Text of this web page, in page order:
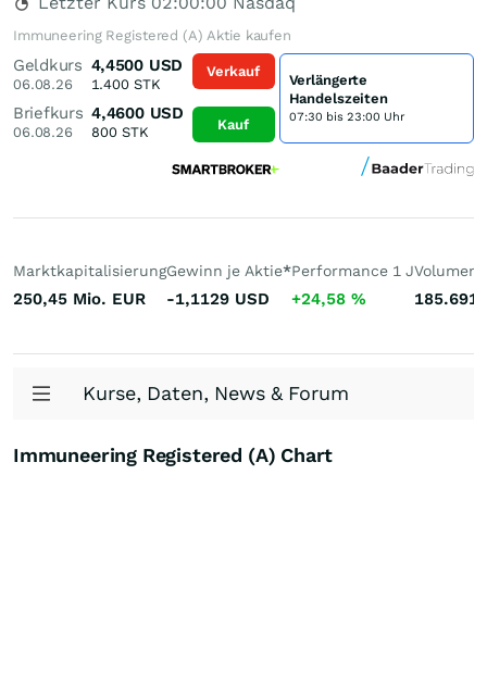
Immuneering Registered (A) Aktie kaufen
Geldkurs
06.08.26
4,4500 USD
1.400STK
Briefkurs
06.08.26
4,4600 USD
800STK
Verkauf
Kauf
Verlängerte
Handelszeiten
07:30 bis 23:00 Uhr
Marktkapitalisierung
250,45 Mio. EUR
Gewinn je Aktie*
-1,1129 USD
Performance 1 J
+24,58 %
Volumen
185.691
Kurse, Daten, News & Forum
Immuneering Registered (A) Chart